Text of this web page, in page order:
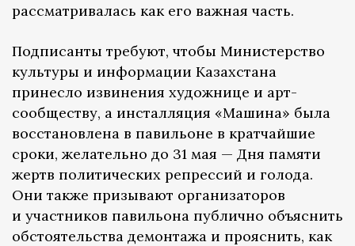
рассматривалась как его важная часть.
Подписанты требуют, чтобы Министерство
культуры и информации Казахстана
принесло извинения художнице и арт-
сообществу, а инсталляция «Машина» была
восстановлена в павильоне в кратчайшие
сроки, желательно до 31 мая — Дня памяти
жертв политических репрессий и голода.
Они также призывают организаторов
и участников павильона публично объяснить
обстоятельства демонтажа и прояснить, как